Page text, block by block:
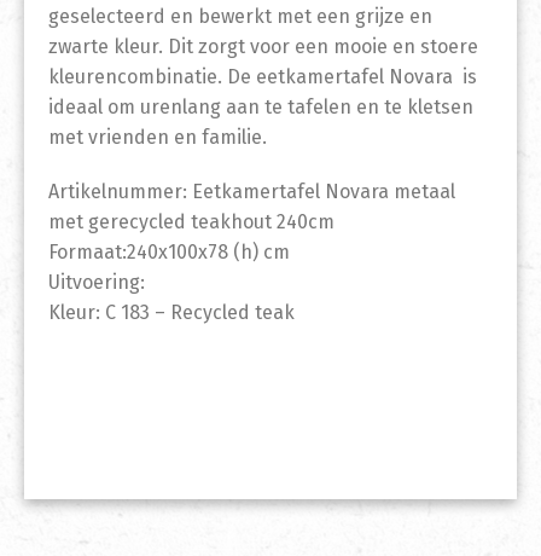
geselecteerd en bewerkt met een grijze en
zwarte kleur. Dit zorgt voor een mooie en stoere
kleurencombinatie. De eetkamertafel Novara is
ideaal om urenlang aan te tafelen en te kletsen
met vrienden en familie.
Artikelnummer: Eetkamertafel Novara metaal
met gerecycled teakhout 240cm
Formaat:240x100x78 (h) cm
Uitvoering:
Kleur: C 183 – Recycled teak